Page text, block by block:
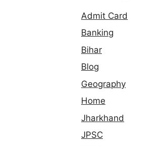
Admit Card
Banking
Bihar
Blog
Geography
Home
Jharkhand
JPSC